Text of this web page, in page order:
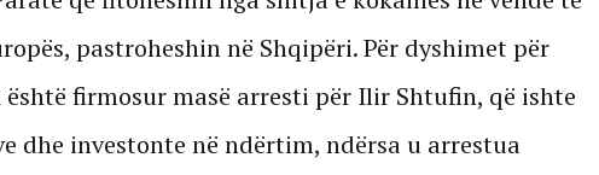
pastroheshin në Shqipëri. Për dyshimet për
firmosur masë arresti për Ilir Shtufin, që ishte
dhe investonte në ndërtim, ndërsa u arrestua